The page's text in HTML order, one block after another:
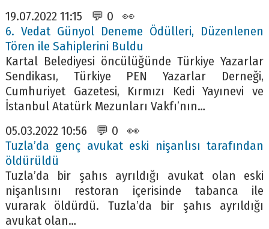
19.07.2022 11:15 💬 0 👀
6. Vedat Günyol Deneme Ödülleri, Düzenlenen
Tören ile Sahiplerini Buldu
Kartal Belediyesi öncülüğünde Türkiye Yazarlar
Sendikası, Türkiye PEN Yazarlar Derneği,
Cumhuriyet Gazetesi, Kırmızı Kedi Yayınevi ve
İstanbul Atatürk Mezunları Vakfı’nın…
05.03.2022 10:56 💬 0 👀
Tuzla’da genç avukat eski nişanlısı tarafından
öldürüldü
Tuzla’da bir şahıs ayrıldığı avukat olan eski
nişanlısını restoran içerisinde tabanca ile
vurarak öldürdü. Tuzla’da bir şahıs ayrıldığı
avukat olan…